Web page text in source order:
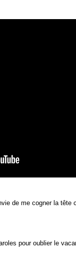
de me cogner la tête
pour oublier le